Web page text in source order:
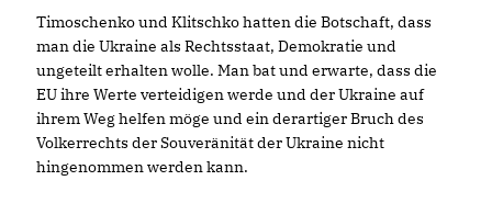
Timoschenko und Klitschko hatten die Botschaft, dass
man die Ukraine als Rechtsstaat, Demokratie und
ungeteilt erhalten wolle. Man bat und erwarte, dass die
EU ihre Werte verteidigen werde und der Ukraine auf
ihrem Weg helfen möge und ein derartiger Bruch des
Volkerrechts der Souveränität der Ukraine nicht
hingenommen werden kann.